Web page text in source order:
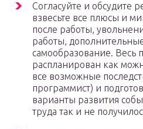
Согласуйте и обсудите
взвесьте все плюсы и
после работы,
работы,
самообразование. Весь
распланирован как
все возможные
программист) и
варианты развития
труда так и не